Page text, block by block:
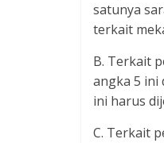
satunya
terkait
B. Terkait
angka 5 ini
ini harus
C. Terkait